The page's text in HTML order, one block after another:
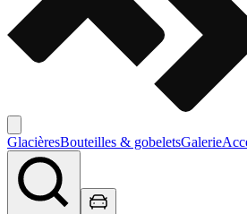
GlacièresBouteilles & gobeletsGalerie